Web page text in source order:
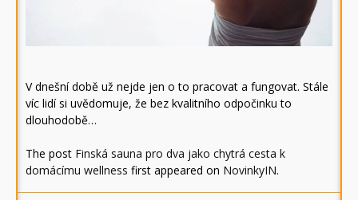
V dnešní době už nejde jen o to pracovat a fungovat. Stále
víc lidí si uvědomuje, že bez kvalitního odpočinku to
dlouhodobě…
The post Finská sauna pro dva jako chytrá cesta k
domácímu wellness first appeared on NovinkyIN.